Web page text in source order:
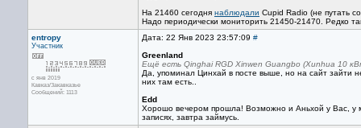
На 21460 сегодня наблюдали Cupid Radio (не путать
Надо периодически мониторить 21450-21470. Редко
entropy
Участник
с янв 2019
Кавказ/Закавказье
Сообщений: 1113
Дата: 22 Янв 2023 23:57:09 #
Greenland
Ещё есть Qinghai RGD Xinwen Guangbo (Xunhua 10
Да, упоминал Цинхай в посте выше, но на сайт зайти
них там есть..
Edd
Хорошо вечером прошла! Возможно и Аньхой у Вас, у
записях, завтра займусь.